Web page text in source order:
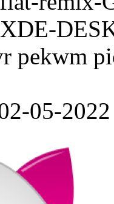
pekwm
05-2022